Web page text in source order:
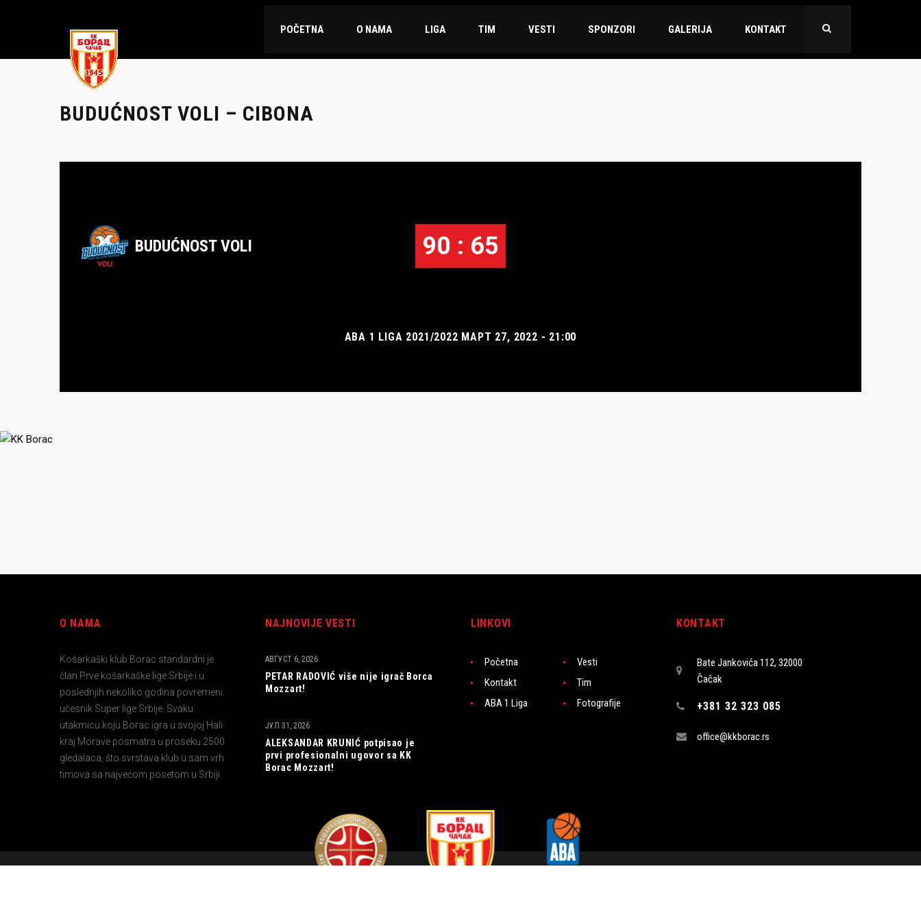
POČETNA O NAMA LIGA TIM VESTI SPONZORI GALERIJA KONTAKT
BUDUĆNOST VOLI – CIBONA
BUDUĆNOST VOLI 90 : 65
ABA 1 LIGA 2021/2022 МАРТ 27, 2022 - 21:00
O NAMA
Košarkaški klub Borac standardni je
član Prve košarkaške lige Srbije i u
poslednjih nekoliko godina povremeni
učesnik Super lige Srbije. Svaku
utakmicu koju Borac igra u svojoj Hali
kraj Morave posmatra u proseku 2500
gledalaca, što svrstava klub u sam vrh
timova sa najvećom posetom u Srbiji.
NAJNOVIJE VESTI
PETAR RADOVIĆ više nije igrač Borca
Mozzart!
АВГУСТ 6, 2026
ALEKSANDAR KRUNIĆ potpisao je
prvi profesionalni ugovor sa KK
Borac Mozzart!
ЈУЛ 31, 2026
LINKOVI
Početna
Vesti
Kontakt
Tim
ABA 1 Liga
Fotografije
KONTAKT
Bate Jankovića 112, 32000
Čačak
+381 32 323 085
office@kkborac.rs